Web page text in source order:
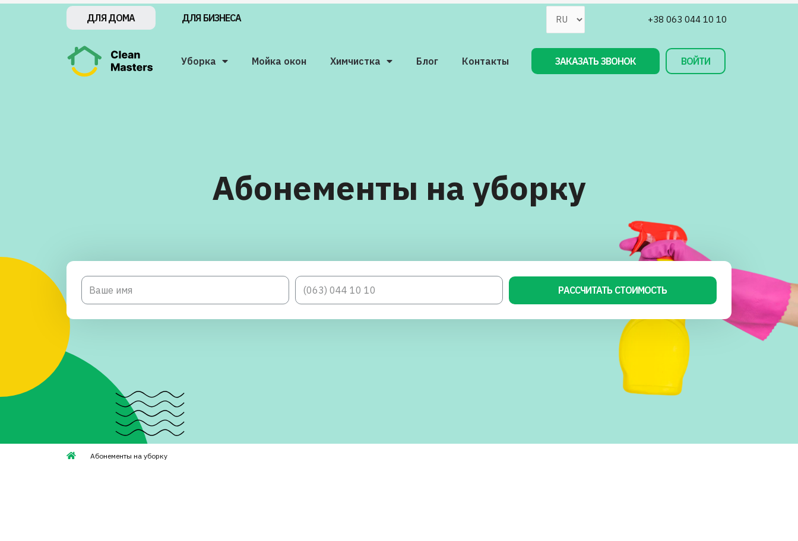
ДЛЯ ДОМА ДЛЯ БИЗНЕСА +38 063 044 10 10
Уборка Мойка окон Химчистка Блог Контакты ЗАКАЗАТЬ ЗВОНОК ВОЙТИ
Абонементы на уборку
РАССЧИТАТЬ СТОИМОСТЬ
Абонементы на уборку